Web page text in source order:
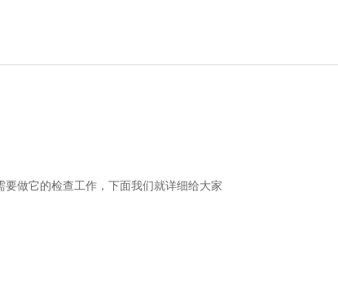
做它的检查工作，下面我们就详细给大家